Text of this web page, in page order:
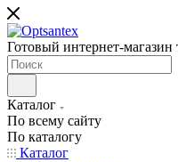
Готовый интернет-магазин
Каталог
По всему сайту
По каталогу
Каталог